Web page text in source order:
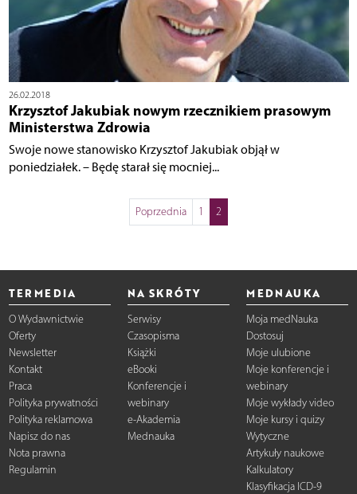
26.02.2018
Krzysztof Jakubiak nowym rzecznikiem prasowym
Ministerstwa Zdrowia
Swoje nowe stanowisko Krzysztof Jakubiak objął w
poniedziałek. – Będę starał się mocniej...
Poprzednia 1 2
TERMEDIA
O Wydawnictwie
Oferty
Newsletter
Kontakt
Praca
Polityka prywatności
Polityka reklamowa
Napisz do nas
Nota prawna
Regulamin
NA SKRÓTY
Serwisy
Czasopisma
Książki
eBooki
Konferencje i
webinary
e-Akademia
Mednauka
MEDNAUKA
Moja medNauka
Dostosuj
Moje ulubione
Moje konferencje i
webinary
Moje wykłady video
Moje kursy i quizy
Wytyczne
Artykuły naukowe
Kalkulatory
Klasyfikacja ICD-9